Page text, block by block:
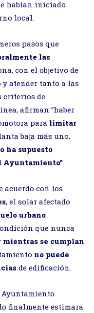
habían iniciado
local.
pasos que
las
con el objetivo de
atender tanto a las
criterios de
afirman “haber
para limitar
baja más uno,
ha supuesto
Ayuntamiento”.
acuerdo con los
, el solar afectado
urbano
que nunca
mientras se cumplan
no puede
de edificación.
Ayuntamiento
finalmente estimara